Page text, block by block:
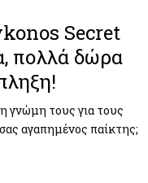
Secret
πολλά δώρα
γνώμη τους για τους
αγαπημένος παίκτης;